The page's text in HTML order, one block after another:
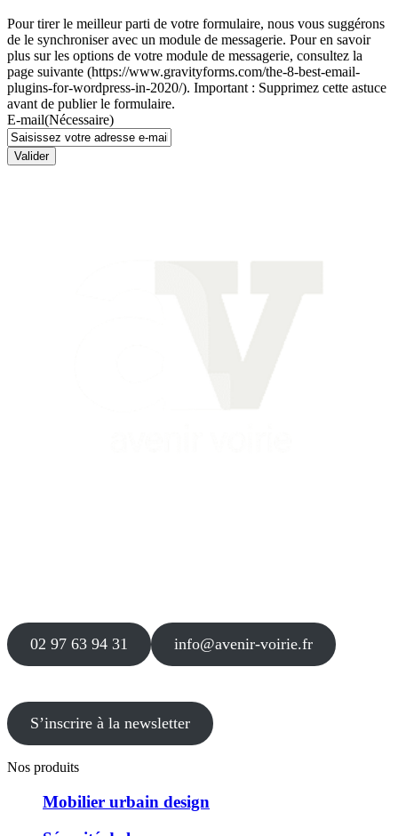
Pour tirer le meilleur parti de votre formulaire, nous vous suggérons
de le synchroniser avec un module de messagerie. Pour en savoir
plus sur les options de votre module de messagerie, consultez la
page suivante (https://www.gravityforms.com/the-8-best-email-
plugins-for-wordpress-in-2020/). Important : Supprimez cette astuce
avant de publier le formulaire.
E-mail(Nécessaire)
Valider
02 97 63 94 31 info@avenir-voirie.fr
S’inscrire à la newsletter
Nos produits
Mobilier urbain design